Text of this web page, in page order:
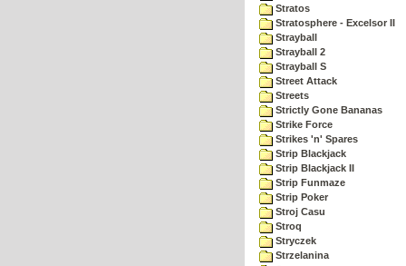
Stratos
Stratosphere - Excelsor II
Strayball
Strayball 2
Strayball S
Street Attack
Streets
Strictly Gone Bananas
Strike Force
Strikes 'n' Spares
Strip Blackjack
Strip Blackjack II
Strip Funmaze
Strip Poker
Stroj Casu
Stroq
Stryczek
Strzelanina